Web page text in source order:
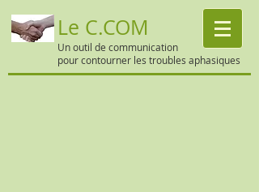
Le C.COM
Un outil de communication
pour contourner les troubles aphasiques